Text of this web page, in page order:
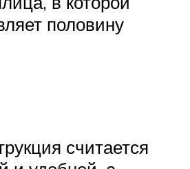
половину
считается